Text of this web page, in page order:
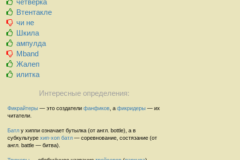
Втентакле
чи не
Шкила
ампулда
Mband
Жалеп
илитка
Интересные определения:
Фикрайтеры — это создатели фанфиков , а фикридеры — их
читатели.
Батл у хиппи означает бутылка (от англ. bottle), а в
субкультуре хип-хоп батл — соревнование, состязание (от
англ. battle — битва).